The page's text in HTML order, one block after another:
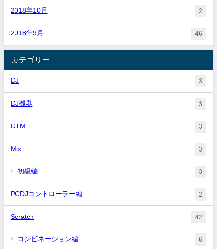
2018年10月 2
2018年9月 46
カテゴリー
DJ 3
DJ機器 3
DTM 3
Mix 3
初級編 3
PCDJコントローラー編 2
Scratch 42
コンビネーション編 6